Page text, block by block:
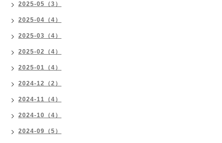
2025-05（3）
2025-04（4）
2025-03（4）
2025-02（4）
2025-01（4）
2024-12（2）
2024-11（4）
2024-10（4）
2024-09（5）